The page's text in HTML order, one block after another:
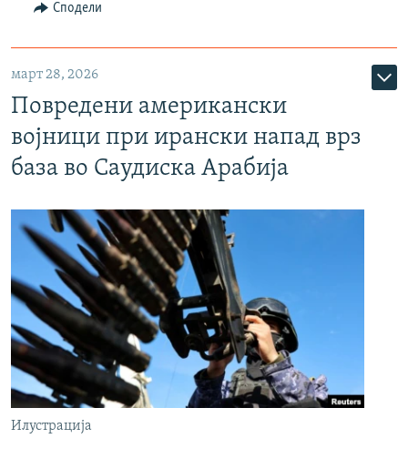
Сподели
март 28, 2026
Повредени американски
војници при ирански напад врз
база во Саудиска Арабија
Илустрација